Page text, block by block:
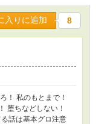
入りに追加 8
！ 私のもとまで！
堕ちなどしない！
話は基本グロ注意